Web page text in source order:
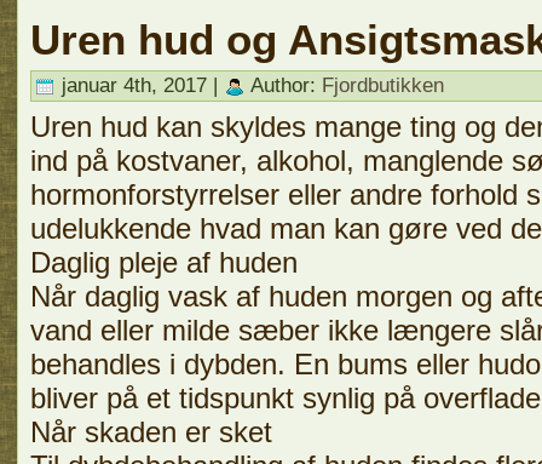
Uren hud og
januar 4th, 2017 | Author: Fjordbutikken
Uren hud kan skyldes mange ting og
ind på kostvaner, alkohol, manglende
hormonforstyrrelser eller andre forhold
udelukkende hvad man kan gøre ved
Daglig pleje af huden
Når daglig vask af huden morgen og
vand eller milde sæber ikke længere
behandles i dybden. En bums eller
bliver på et tidspunkt synlig på
Når skaden er sket